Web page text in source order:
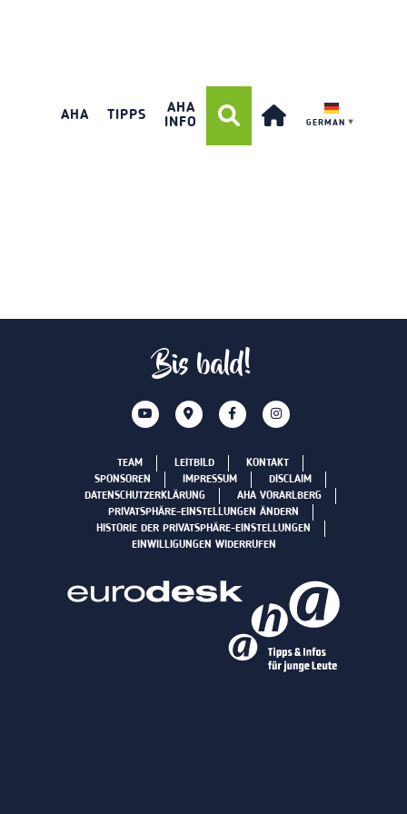
AHA TIPPS
AHA
INFO
GERMAN ▼
Bis bald!
TEAM LEITBILD
KONTAKT
SPONSOREN
IMPRESSUM
DISCLAIM
DATENSCHUTZERKLÄRUNG
AHA VORARLBERG
PRIVATSPHÄRE-EINSTELLUNGEN ÄNDERN
HISTORIE DER PRIVATSPHÄRE-EINSTELLUNGEN
EINWILLIGUNGEN WIDERRUFEN